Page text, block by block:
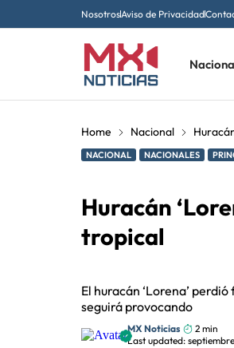
NosotrosAviso de Privacidad
Home Nacional
NACIONAL NACIONALES
Huracán
tropical
El huracán ‘Lorena’
seguirá provocando
MX Noticias
2 min
Last updated: